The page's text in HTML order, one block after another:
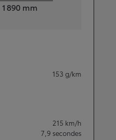
1 890 mm
153 g/km
215 km/h
7,9 secondes